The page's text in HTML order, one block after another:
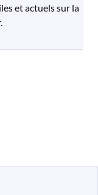
et actuels sur la